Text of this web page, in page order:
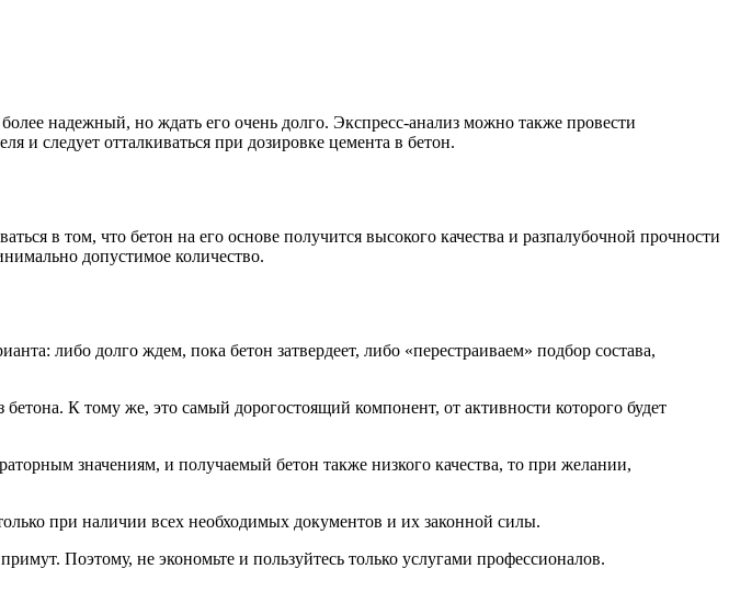
надежный, но ждать его очень долго. Экспресс-анализ можно также провести
и следует отталкиваться при дозировке цемента в бетон.
в том, что бетон на его основе получится высокого качества и разпалубочной прочности
допустимое количество.
либо долго ждем, пока бетон затвердеет, либо «перестраиваем» подбор состава,
К тому же, это самый дорогостоящий компонент, от активности которого будет
значениям, и получаемый бетон также низкого качества, то при желании,
при наличии всех необходимых документов и их законной силы.
Поэтому, не экономьте и пользуйтесь только услугами профессионалов.